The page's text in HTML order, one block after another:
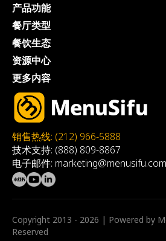
销售热线: (212) 966-5888
技术支持: (888) 809-8867
电子邮件: marketing@menusifu.com
产品功能
POS系统
手持POS
厨房显示系统
自助点餐机
扫码点餐
三方外卖整合
会员系统
餐厅类型
快捷服务餐厅
全服务餐厅
奶茶店
快餐店
咖啡店
自助餐厅
火锅店
烤肉店
餐饮生态
支付 - USEZPAY
信贷 - EZ Capital
营销 - MEALKEYWAY
咨询 - WEFOOD
厨房自动化
店内动态宣传 - 数拓
自动奶茶机 - Oloso
资源中心
价格方案
博客
工具&白皮书
客户案例
关于我们
更多内容
推荐餐厅
加入我们
MSA
Privacy Policy
Affiliate-agreement
Terms & Condition
Warranty
HW Return Policy
Copyright 2013 - 2026 | Powered by
Reserved